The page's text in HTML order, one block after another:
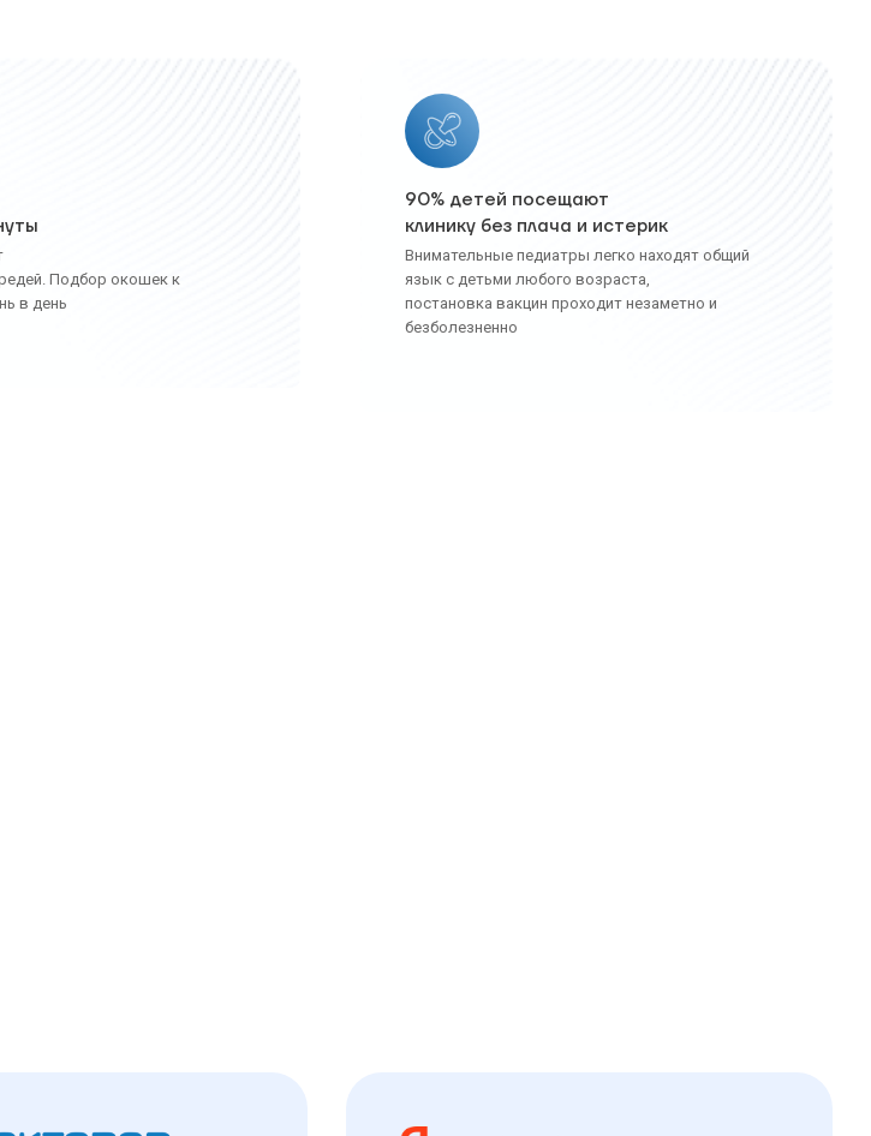
Подбор окошек к
в день
90% детей посещают
клинику без плача и истерик
Внимательные педиатры легко находят общий
язык с детьми любого возраста,
постановка вакцин проходит незаметно и
безболезненно